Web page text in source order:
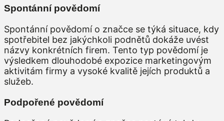
Spontánní povědomí
Spontánní povědomí o značce se týká situace, kdy
spotřebitel bez jakýchkoli podnětů dokáže uvést
názvy konkrétních firem. Tento typ povědomí je
výsledkem dlouhodobé expozice marketingovým
aktivitám firmy a vysoké kvalitě jejích produktů a
služeb.
Podpořené povědomí